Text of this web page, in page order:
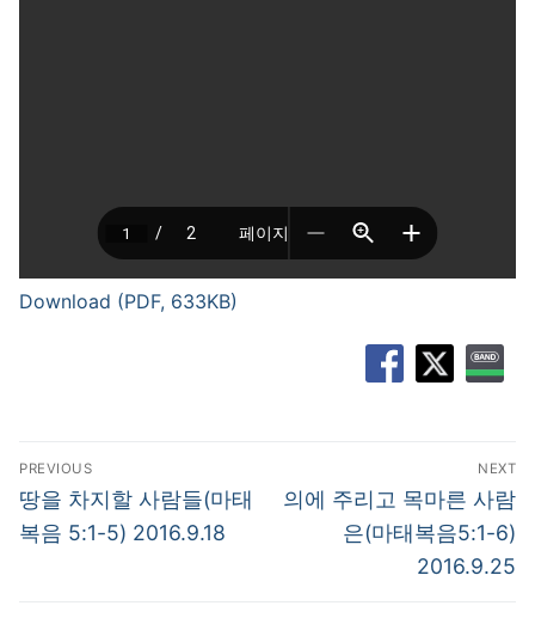
Download (PDF, 633KB)
글
탐
색
PREVIOUS
Previous
post:
땅을 차지할 사람들(마태
복음 5:1-5) 2016.9.18
NEXT
Next
의에 주리고 목마른 사람
은(마태복음5:1-6)
2016.9.25